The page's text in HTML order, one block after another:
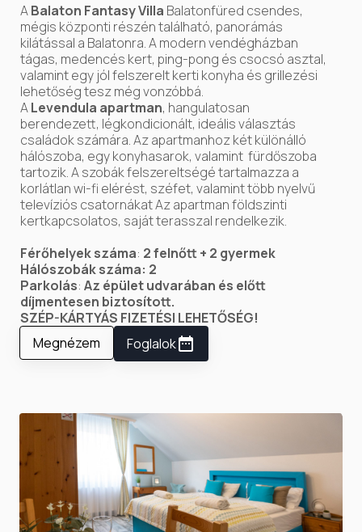
ABalaton Fantasy Villa Balatonfüred csendes,
mégis központi részén található, panorámás
kilátással a Balatonra. A modern vendégházban
tágas, medencés kert, ping-pong és csocsó asztal,
valamint egy jól felszerelt kerti konyha és grillezési
lehetőség tesz még vonzóbbá.
ALevendula apartman, hangulatosan
berendezett, légkondicionált, ideális választás
családok számára. Az apartmanhoz két különálló
hálószoba, egy konyhasarok, valamint fürdőszoba
tartozik. A szobák felszereltségé tartalmazza a
korlátlan wi-fi elérést, széfet, valamint több nyelvű
televíziós csatornákat Az apartman földszinti
kertkapcsolatos, saját terasszal rendelkezik.
Férőhelyek száma: 2 felnőtt + 2 gyermek
Hálószobák száma: 2
Parkolás: Az épület udvarában és előtt
díjmentesen biztosított.
SZÉP-KÁRTYÁS FIZETÉSI LEHETŐSÉG!
Megnézem
Foglalok